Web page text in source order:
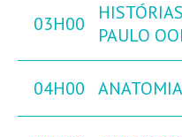
03H00
PAULO
04H00